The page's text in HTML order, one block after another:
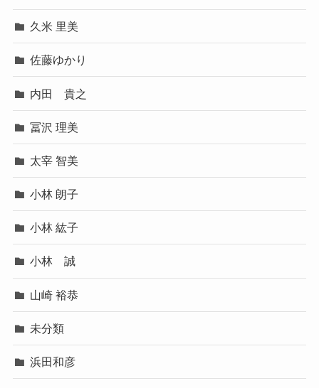
久米 里美
佐藤ゆかり
内田 貴之
冨沢 理美
太宰 智美
小林 朗子
小林 紘子
小林 誠
山崎 裕恭
未分類
浜田和彦